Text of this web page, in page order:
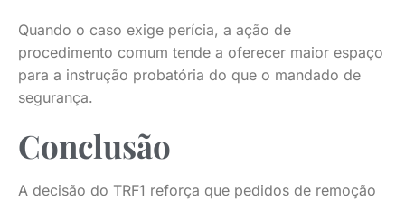
Quando o caso exige perícia, a ação de
procedimento comum tende a oferecer maior espaço
para a instrução probatória do que o mandado de
segurança.
Conclusão
A decisão do TRF1 reforça que pedidos de remoção